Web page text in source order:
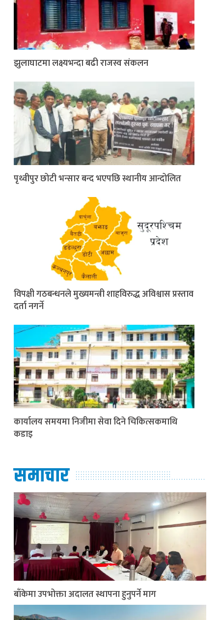
झुलाघाटमा लक्ष्यभन्दा बढी राजस्व संकलन
पृथ्वीपुर छोटी भन्सार बन्द भएपछि स्थानीय आन्दोलित
विपक्षी गठबन्धनले मुख्यमन्त्री शाहविरुद्ध अविश्वास प्रस्ताव
दर्ता नगर्ने
कार्यालय समयमा निजीमा सेवा दिने चिकित्सकमाथि
कडाइ
समाचार
बाँकेमा उपभोक्ता अदालत स्थापना हुनुपर्ने माग